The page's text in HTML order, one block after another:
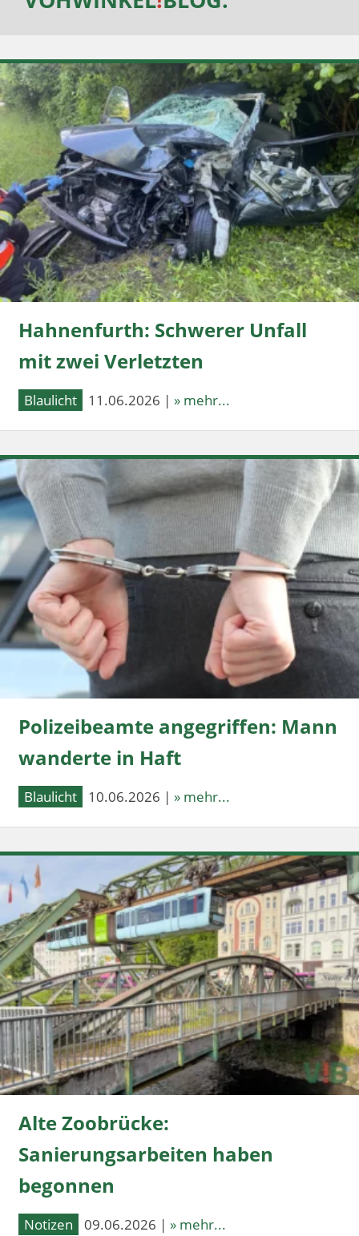
Hahnenfurth: Schwerer Unfall
mit zwei Verletzten
Blaulicht 11.06.2026 | » mehr...
Polizeibeamte angegriffen: Mann
wanderte in Haft
Blaulicht 10.06.2026 | » mehr...
Alte Zoobrücke:
Sanierungsarbeiten haben
begonnen
Notizen 09.06.2026 | » mehr...